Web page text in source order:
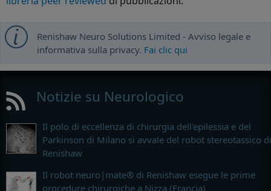
Renishaw Neuro Solutions Limited - Avviso legale e
informativa sulla privacy. Fai clic qui
Notizie su Neurologico
Il polo di eccellenza di chirurgia dell'epilessia e del
Parkinson di Milano si avvale del robot stereotassico di
Renishaw
Il robot neuro|mate® di Renishaw esegue le prime
procedure chirurgiche a Nizza (Francia)